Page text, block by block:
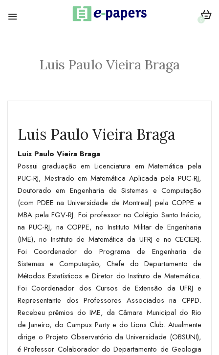
0
Luis Paulo Vieira Braga
Luis Paulo Vieira Braga
Luis Paulo Vieira Braga
Possui graduação em Licenciatura em Matemática pela
PUC-RJ, Mestrado em Matemática Aplicada pela PUC-RJ,
Doutorado em Engenharia de Sistemas e Computação
(com PDEE na Universidade de Montreal) pela COPPE e
MBA pela FGV-RJ. Foi professor no Colégio Santo Inácio,
na PUC-RJ, na COPPE, no Instituto Militar de Engenharia
(IME), no Instituto de Matemática da UFRJ e no CECIERJ.
Foi Coordenador do Programa de Engenharia de
Sistemas e Computação, Chefe do Departamento de
Métodos Estatísticos e Diretor do Instituto de Matemática.
Foi Coordenador dos Cursos de Extensão da UFRJ e
Representante dos Professores Associados na CPPD.
Recebeu prêmios do IME, da Câmara Municipal do Rio
de Janeiro, do Campus Party e do Lions Club. Atualmente
dirige o Projeto Observatório da Universidade (OBSUNI),
é Professor Colaborador do Departamento de Geologia